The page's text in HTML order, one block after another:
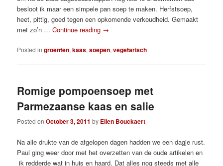
besloot ik maar een simpele pan soep te maken. Herfstsoep,
heet, pittig, goed tegen een opkomende verkoudheid. Gemaakt
met zo’n …Continue reading →
Posted in groenten,kaas,soepen,vegetarisch
Romige pompoensoep met
Parmezaanse kaas en salie
Posted onOctober 3, 2011 by Ellen Bouckaert
Na alle drukte van de afgelopen dagen hadden we een dagje rust.
Paul ging weer door met het overzetten van de oude artikelen en
ik redderde wat in huis en haard. Dat alles nog steeds met alle